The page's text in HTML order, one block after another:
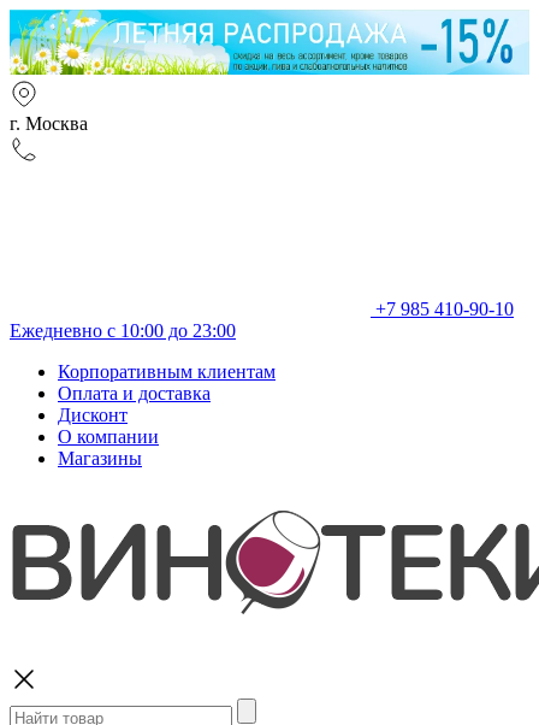
г. Москва
+7 985 410-90-10
Ежедневно с 10:00 до 23:00
Корпоративным клиентам
Оплата и доставка
Дисконт
О компании
Магазины